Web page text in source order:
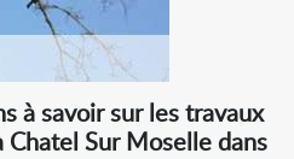
à savoir sur les travaux
Chatel Sur Moselle dans